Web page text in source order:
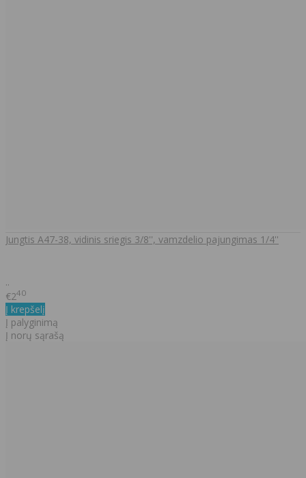
Jungtis A47-38, vidinis sriegis 3/8'', vamzdelio pajungimas 1/4''
..
€240
Į krepšelį
Į palyginimą
Į norų sąrašą